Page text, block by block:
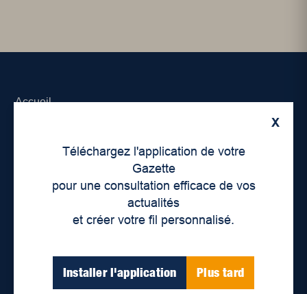
X
Téléchargez l'application de votre
Gazette
pour une consultation efficace de vos
actualités
et créer votre fil personnalisé.
Installer l'application Plus tard
Accueil
Déontologie et confidentialité
Nous joindre